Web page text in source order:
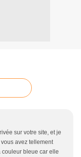
sur votre site, et je
avez tellement
bleue car elle